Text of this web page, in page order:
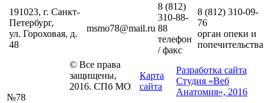
191023, г. Санкт-
Петербург,
ул. Гороховая, д.
48
msmo78@mail.ru
8 (812)
310-88-
88
телефон
/ факс
8 (812) 310-09-
76
орган опеки и
попечительства
© Все права
защищены,
2016. СПб МО
№78
Карта
сайта
Разработка сайта
Студия «Веб
Анатомия», 2016